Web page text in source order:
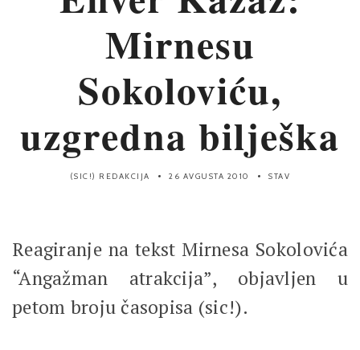
Mirnesu
Sokoloviću,
uzgredna bilješka
(SIC!) REDAKCIJA 26 AVGUSTA 2010 STAV
Reagiranje na tekst Mirnesa Sokolovića
“Angažman atrakcija”, objavljen u
petom broju časopisa (sic!).